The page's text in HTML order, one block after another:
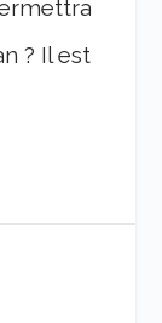
? Il est